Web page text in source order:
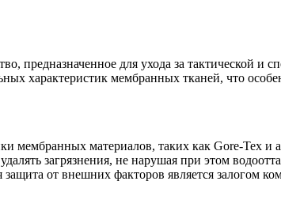
предназначенное для ухода за тактической
характеристик мембранных тканей, что
мембранных материалов, таких как Gore-Tex
загрязнения, не нарушая при этом
от внешних факторов является залогом